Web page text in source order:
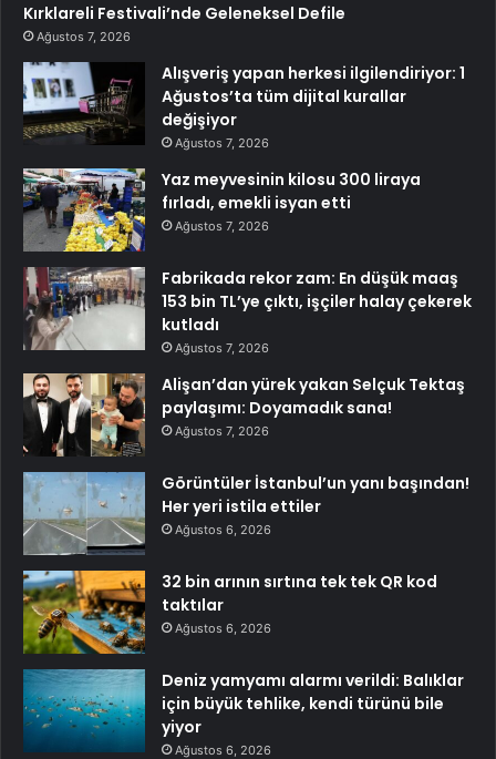
Kırklareli Festivali’nde Geleneksel Defile
Ağustos 7, 2026
Alışveriş yapan herkesi ilgilendiriyor: 1
Ağustos’ta tüm dijital kurallar
değişiyor
Ağustos 7, 2026
Yaz meyvesinin kilosu 300 liraya
fırladı, emekli isyan etti
Ağustos 7, 2026
Fabrikada rekor zam: En düşük maaş
153 bin TL’ye çıktı, işçiler halay çekerek
kutladı
Ağustos 7, 2026
Alişan’dan yürek yakan Selçuk Tektaş
paylaşımı: Doyamadık sana!
Ağustos 7, 2026
Görüntüler İstanbul’un yanı başından!
Her yeri istila ettiler
Ağustos 6, 2026
32 bin arının sırtına tek tek QR kod
taktılar
Ağustos 6, 2026
Deniz yamyamı alarmı verildi: Balıklar
için büyük tehlike, kendi türünü bile
yiyor
Ağustos 6, 2026